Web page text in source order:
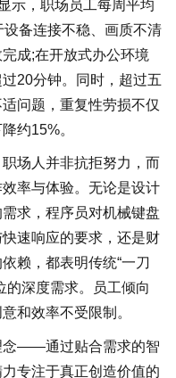
示，职场员工每周平均
备连接不稳、画质不清
成;在开放式办公环境
20分钟。同时，超过五
问题，重复性劳损不仅
约15%。
场人并非抗拒努力，而
率与体验。无论是设计
求，程序员对机械键盘
速响应的要求，还是财
赖，都表明传统“一刀
的深度需求。员工倾向
和效率不受限制。
念——通过贴合需求的智
专注于真正创造价值的